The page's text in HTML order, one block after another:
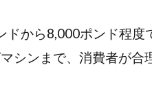
ドから8,000ポンド程
シンまで、消費者が